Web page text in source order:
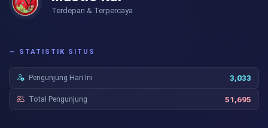
Terdepan & Terpercaya
— STATISTIK SITUS
Pengunjung Hari Ini 3,033
Total Pengunjung 51,695